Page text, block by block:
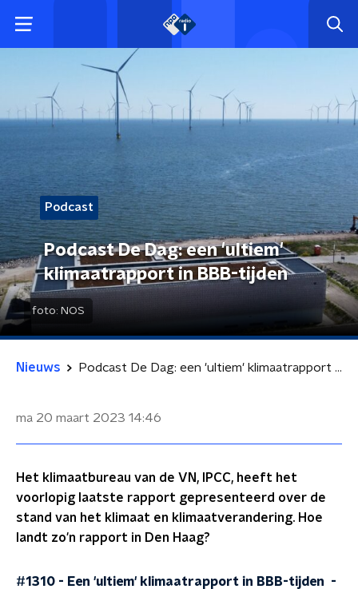
Podcast
Podcast De Dag: een 'ultiem'
klimaatrapport in BBB-tijden
foto: NOS
Nieuws Podcast De Dag: een 'ultiem' klimaatrapport in BBB-tijden
ma 20 maart 2023 14:46
Het klimaatbureau van de VN, IPCC, heeft het
voorlopig laatste rapport gepresenteerd over de
stand van het klimaat en klimaatverandering. Hoe
landt zo'n rapport in Den Haag?
#1310 - Een 'ultiem' klimaatrapport in BBB-tijden
-